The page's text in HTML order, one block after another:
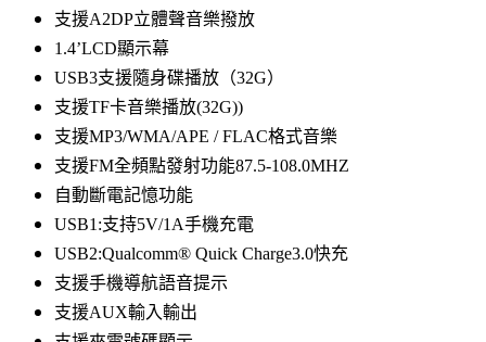
支援A2DP立體聲音樂撥放
1.4’LCD顯示幕
USB3支援隨身碟播放（32G）
支援TF卡音樂播放(32G))
支援MP3/WMA/APE / FLAC格式音樂
支援FM全頻點發射功能87.5-108.0MHZ
自動斷電記憶功能
USB1:支持5V/1A手機充電
USB2:Qualcomm® Quick Charge3.0快充
支援手機導航語音提示
支援AUX輸入輸出